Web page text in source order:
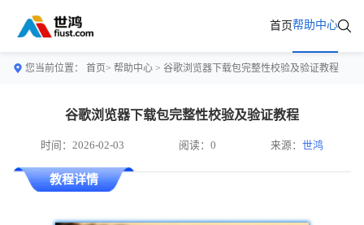
首页帮助中心
您当前位置： 首页> 帮助中心 > 谷歌浏览器下载包完整性校验及验证教程
谷歌浏览器下载包完整性校验及验证教程
时间：2026-02-03 阅读：0 来源：世鸿
教程详情